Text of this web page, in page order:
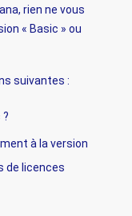
rien ne vous
« Basic » ou
suivantes :
à la version
de licences